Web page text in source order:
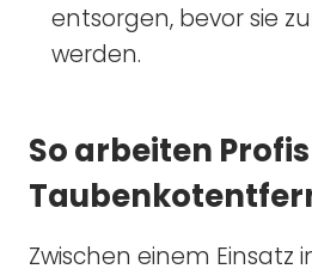
entsorgen, bevor sie
werden.
So arbeiten
Zwischen einem Einsatz